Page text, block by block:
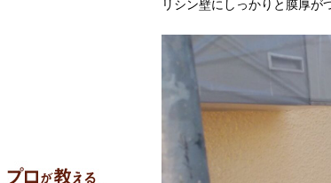
リシン壁にしっかりと膜厚が